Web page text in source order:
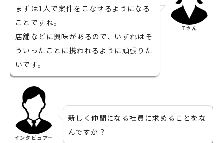
まずは1人で案件をこなせるようになる
ことですね。
店舗などに興味があるので、いずれはそ
ういったことに携われるように頑張りた
いです。
Tさん
インタビュアー
新しく仲間になる社員に求めることをな
んですか？